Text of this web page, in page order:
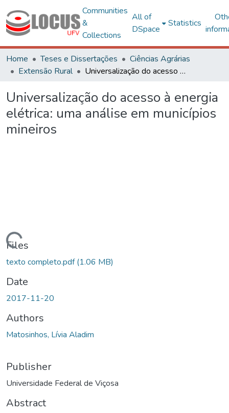
Communities
&
Collections
All of
DSpace
Statistics
Home Teses e Dissertações
Ciências Agrárias
Extensão Rural
Universalização do acesso à energia elétrica: uma análise em municípios mineiros
Universalização do acesso à energia
elétrica: uma análise em municípios
mineiros
Files
texto completo.pdf(1.06 MB)
Date
2017-11-20
Authors
Matosinhos, Lívia Aladim
Publisher
Universidade Federal de Viçosa
Abstract